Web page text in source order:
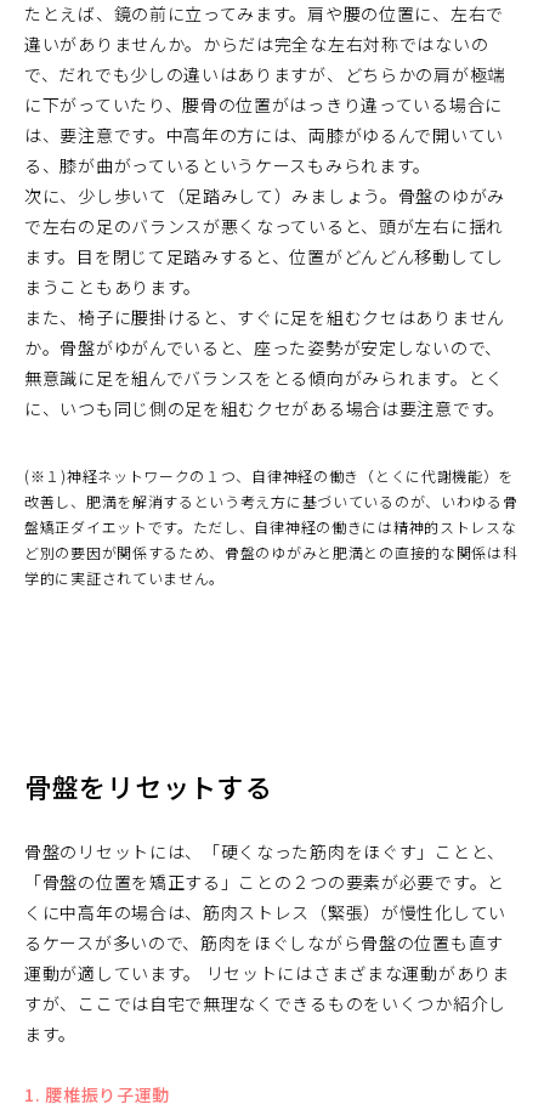
たとえば、鏡の前に立ってみます。肩や腰の位置に、左右で
違いがありませんか。からだは完全な左右対称ではないの
で、だれでも少しの違いはありますが、どちらかの肩が極端
に下がっていたり、腰骨の位置がはっきり違っている場合に
は、要注意です。中高年の方には、両膝がゆるんで開いてい
る、膝が曲がっているというケースもみられます。
次に、少し歩いて（足踏みして）みましょう。骨盤のゆがみ
で左右の足のバランスが悪くなっていると、頭が左右に揺れ
ます。目を閉じて足踏みすると、位置がどんどん移動してし
まうこともあります。
また、椅子に腰掛けると、すぐに足を組むクセはありません
か。骨盤がゆがんでいると、座った姿勢が安定しないので、
無意識に足を組んでバランスをとる傾向がみられます。とく
に、いつも同じ側の足を組むクセがある場合は要注意です。
(※１)神経ネットワークの１つ、自律神経の働き（とくに代謝機能）を
改善し、肥満を解消するという考え方に基づいているのが、いわゆる骨
盤矯正ダイエットです。ただし、自律神経の働きには精神的ストレスな
ど別の要因が関係するため、骨盤のゆがみと肥満との直接的な関係は科
学的に実証されていません。
骨盤をリセットする
骨盤のリセットには、「硬くなった筋肉をほぐす」ことと、
「骨盤の位置を矯正する」ことの２つの要素が必要です。と
くに中高年の場合は、筋肉ストレス（緊張）が慢性化してい
るケースが多いので、筋肉をほぐしながら骨盤の位置も直す
運動が適しています。 リセットにはさまざまな運動がありま
すが、ここでは自宅で無理なくできるものをいくつか紹介し
ます。
1. 腰椎振り子運動